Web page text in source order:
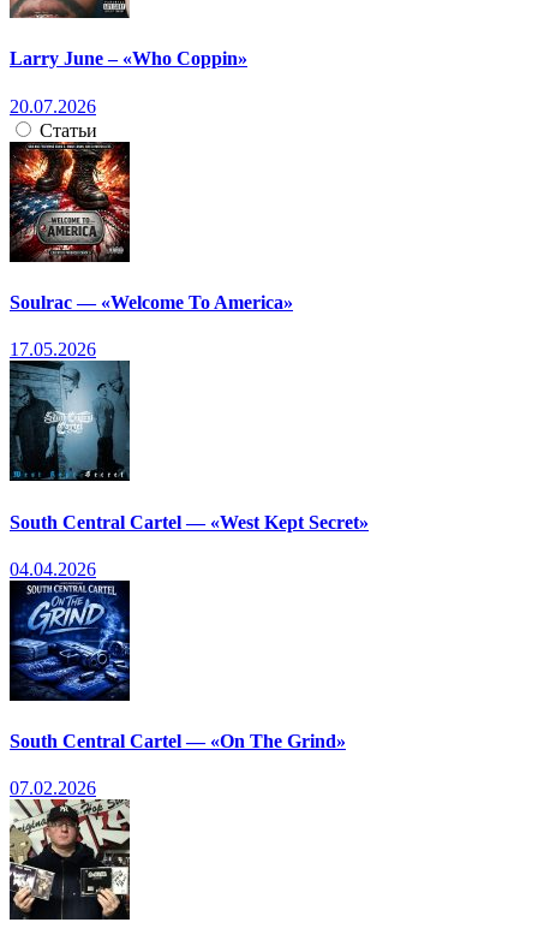
Larry June – «Who Coppin»
20.07.2026
Статьи
Soulrac — «Welcome To America»
17.05.2026
South Central Cartel — «West Kept Secret»
04.04.2026
South Central Cartel — «On The Grind»
07.02.2026